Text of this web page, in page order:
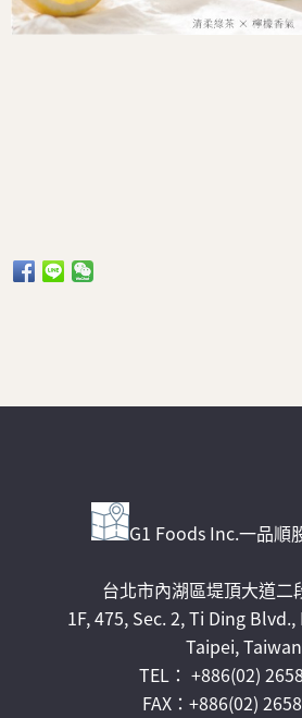
G1 Foods Inc.一品順
台北市內湖區堤頂大道二
1F, 475, Sec. 2, Ti Ding
Taipei, Taiwan
TEL： +886(02)
FAX：+886(02)